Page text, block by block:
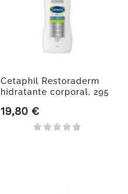
Cetaphil Restoraderm
hidratante corporal, 295
Precio
19,80 €